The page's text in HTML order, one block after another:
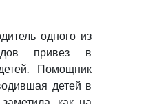
одного из
привез в
Помощник
детей в